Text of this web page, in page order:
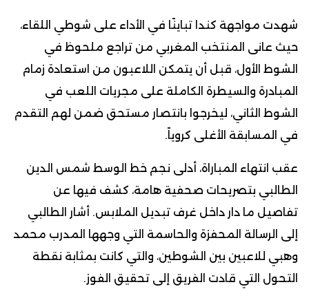
شهدت مواجهة كندا تباينًا في الأداء على شوطي اللقاء،
حيث عانى المنتخب المغربي من تراجع ملحوظ في
الشوط الأول، قبل أن يتمكن اللاعبون من استعادة زمام
المبادرة والسيطرة الكاملة على مجريات اللعب في
الشوط الثاني، ليخرجوا بانتصار مستحق ضمن لهم التقدم
في المسابقة الأغلى كروياً.
عقب انتهاء المباراة، أدلى نجم خط الوسط شمس الدين
الطالبي بتصريحات صحفية هامة، كشف فيها عن
تفاصيل ما دار داخل غرف تبديل الملابس. أشار الطالبي
إلى الرسالة المحفزة والحاسمة التي وجهها المدرب محمد
وهبي للاعبين بين الشوطين، والتي كانت بمثابة نقطة
التحول التي قادت الفريق إلى تحقيق الفوز.